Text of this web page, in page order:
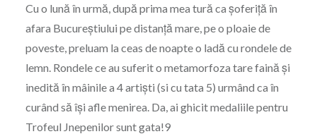
Cu o lună în urmă, după prima mea tură ca șoferiță în
afara Bucureștiului pe distanță mare, pe o ploaie de
poveste, preluam la ceas de noapte o ladă cu rondele de
lemn. Rondele ce au suferit o metamorfoza tare faină și
inedită în mâinile a 4 artiști (si cu tata 5) urmând ca în
curând să își afle menirea. Da, ai ghicit medaliile pentru
Trofeul Jnepenilor sunt gata!9